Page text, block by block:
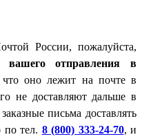
России, пожалуйста,
вашего отправления в
оно лежит на почте в
не доставляют дальше в
письма доставлять
по тел. 8 (800) 333-24-70, и